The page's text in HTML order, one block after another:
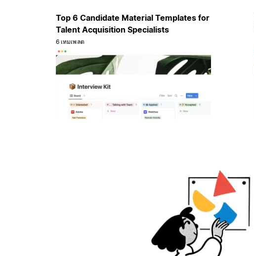
Top 6 Candidate Material Templates for
Talent Acquisition Specialists
6 เทมเพลต